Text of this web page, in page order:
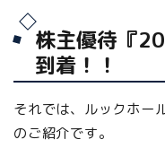
株主優待『
到着！！
それでは、ルックホー
のご紹介です。